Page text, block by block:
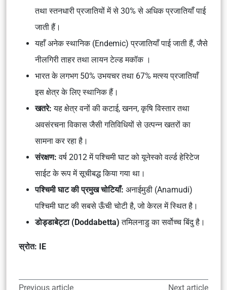
तथा स्तनधारी प्रजातियों में से 30% से अधिक प्रजातियाँ पाई
जाती हैं।
यहाँ अनेक स्थानिक (Endemic) प्रजातियाँ पाई जाती हैं, जैसे
नीलगिरी ताहर तथा लायन टेल्ड मकॉक ।
भारत के लगभग 50% उभयचर तथा 67% मत्स्य प्रजातियाँ
इस क्षेत्र के लिए स्थानिक हैं।
खतरे:यह क्षेत्र वनों की कटाई, खनन, कृषि विस्तार तथा
अवसंरचना विकास जैसी गतिविधियों से उत्पन्न खतरों का
सामना कर रहा है।
संरक्षण:वर्ष 2012 में पश्चिमी घाट को यूनेस्को वर्ल्ड हेरिटेज
साईट के रूप में सूचीबद्ध किया गया था।
पश्चिमी घाट की प्रमुख चोटियाँ: अनाईमुडी (Anamudi)
पश्चिमी घाट की सबसे ऊँची चोटी है, जो केरल में स्थित है।
डोड्डाबेट्टा (Doddabetta)तमिलनाडु का सर्वोच्च बिंदु है।
स्रोत: IE
Previous article Next article